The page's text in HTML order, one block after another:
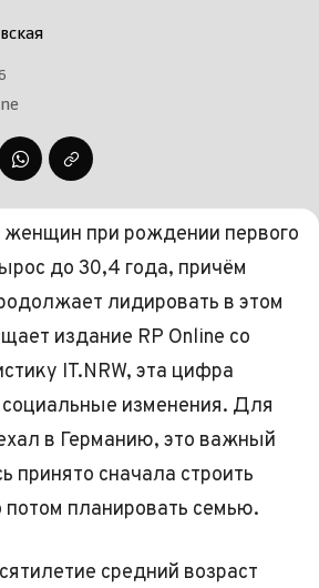
женщин при рождении первого
до 30,4 года, причём
лидировать в этом
издание RP Online со
IT.NRW, эта цифра
изменения. Для
в Германию, это важный
принято сначала строить
потом планировать семью.
средний возраст